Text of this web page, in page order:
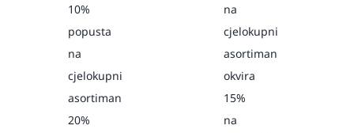
10%
popusta
na
cjelokupni
asortiman
20%
na
cjelokupni
asortiman
okvira
15%
na